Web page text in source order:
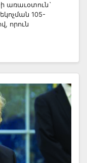
առաւօտուն`
105-
որուն